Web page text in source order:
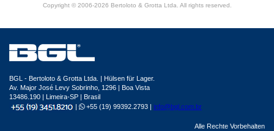
Copyright © 2006-2026 Bertoloto & Grotta Ltda. All rights reserved.
BGL - Bertoloto & Grotta Ltda. | Hülsen für Lager.
Av. Major José Levy Sobrinho, 1296 | Boa Vista
13486.190 | Limeira-SP | Brasil
|
+55 (19) 99392.2793 | info@bgl.com.br
Alle Rechte Vorbehalten